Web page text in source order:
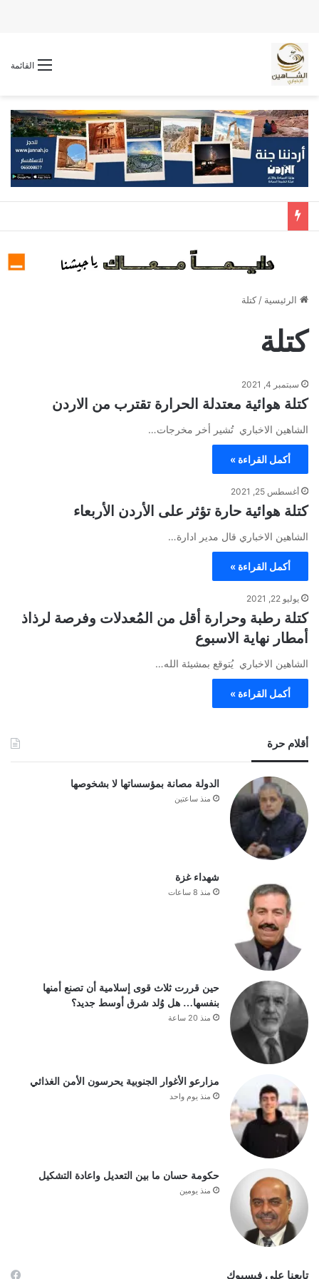
القائمة
الرئيسية / كتلة
كتلة
سبتمبر 4, 2021
كتلة هوائية معتدلة الحرارة تقترب من الاردن
الشاهين الاخباري تُشير أخر مخرجات…
أكمل القراءة »
أغسطس 25, 2021
كتلة هوائية حارة تؤثر على الأردن الأربعاء
الشاهين الاخباري قال مدير ادارة…
أكمل القراءة »
يوليو 22, 2021
كتلة رطبة وحرارة أقل من المُعدلات وفرصة لرذاذ
أمطار نهاية الاسبوع
الشاهين الاخباري يُتوقع بمشيئة الله…
أكمل القراءة »
أقلام حرة
الدولة مصانة بمؤسساتها لا بشخوصها
منذ ساعتين
شهداء غزة
منذ 8 ساعات
حين قررت ثلاث قوى إسلامية أن تصنع أمنها
بنفسها… هل وُلد شرق أوسط جديد؟
منذ 20 ساعة
مزارعو الأغوار الجنوبية يحرسون الأمن الغذائي
منذ يوم واحد
حكومة حسان ما بين التعديل واعادة التشكيل
منذ يومين
تابعنا على فيسبوك